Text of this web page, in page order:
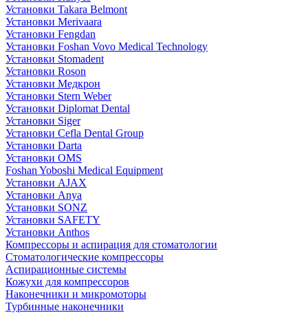
Установки Takara Belmont
Установки Merivaara
Установки Fengdan
Установки Foshan Vovo Medical Technology
Установки Stomadent
Установки Roson
Установки Медкрон
Установки Stern Weber
Установки Diplomat Dental
Установки Siger
Установки Cefla Dental Group
Установки Darta
Установки OMS
Foshan Yoboshi Medical Equipment
Установки AJAX
Установки Anya
Установки SONZ
Установки SAFETY
Установки Anthos
Компрессоры и аспирация для стоматологии
Стоматологические компрессоры
Аспирационные системы
Кожухи для компрессоров
Наконечники и микромоторы
Турбинные наконечники